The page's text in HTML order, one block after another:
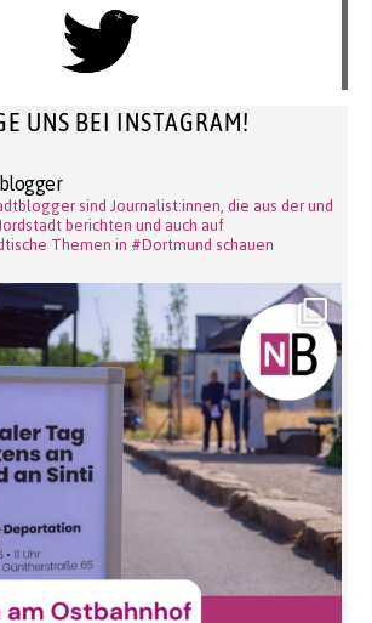
UNS BEI INSTAGRAM!
sind Journalist:innen, die aus der und
berichten und auch auf
Themen in #Dortmund schauen